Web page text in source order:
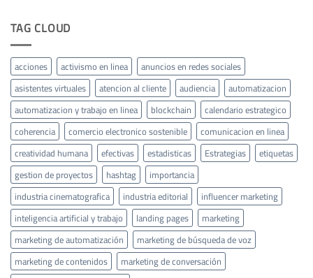
TAG CLOUD
acciones activismo en linea
anuncios en redes sociales
asistentes virtuales
atencion al cliente audiencia
automatizacion
automatizacion y trabajo en linea
blockchain
calendario estrategico
coherencia
comercio electronico sostenible
comunicacion en linea
creatividad humana
efectivas estadisticas Estrategias
etiquetas
gestion de proyectos
hashtag
importancia
industria cinematografica
industria editorial
influencer marketing
inteligencia artificial y trabajo
landing pages
marketing
marketing de automatización
marketing de búsqueda de voz
marketing de contenidos
marketing de conversación